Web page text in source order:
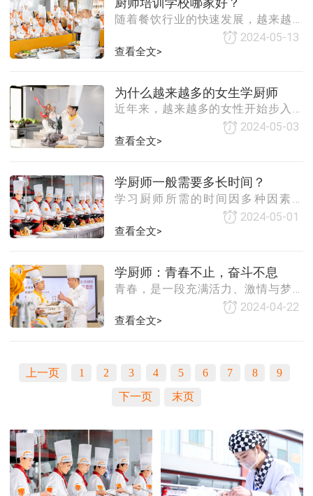
营养搭配的原理，这些理论知识为厨
师们提供了坚实的基础。只有真正掌
握了这些理论知识，才
故事的男同学，他们同样有着丰富多
彩的人生和深刻的职业体验。一、厨
房里的热血青春对于许多厨师而言，
他们的青春是在厨房里度过的。从刚
蜕变。在厨房里，他们经历了无数次
的失败和挫折，但也品尝到了成功的
厨师培训学校哪家好？
随着餐饮行业的快速发展，越来越多
的人选择进入厨师行业，而选择一个
好的厨师培训学校则成为了他们踏入
适的学校呢？本文将从学校的师资力
量、教学设施、课程设置、就业服务
等方面进行全面解析，并为您推荐几
家优秀的厨师培训学校。一、选择厨
个优秀的厨师培训学校必须拥有经验
丰富、教学水平高的教师团队。他们
不仅要有扎实的理
2024-05-13
查看全文>
为什么越来越多的女生学厨师
近年来，越来越多的女性开始步入厨
师这一传统上被视为男性主导的行
业，这一趋势引发了广泛的关注和讨
生对健康和美丽有着更高的追求。随
着健康饮食理念的普及，越来越多的
女性开始关注食材的选择、烹饪的方
式以及食物的营养价值。学习烹饪不
时，享受到烹饪的乐趣。二、职业发
展的广阔前景厨师行业正
2024-05-03
查看全文>
学厨师一般需要多长时间？
学习厨师所需的时间因多种因素而
异，包括个人目标、学习途径、课程
内容以及个人天赋和努力程度等。以
决定了学习厨师所需的时间。如果你
只是想掌握一些基本的烹饪技巧和家
常菜的制作方法，那么可能只需要几
个月的时间就可以达到目标。然而，
要投入更多的时间和精力，可能需要
2024-05-01
查看全文>
学厨师：青春不止，奋斗不息
青春，是一段充满活力、激情与梦想
的时光。在这段宝贵的岁月里，我们
渴望通过学习与实践，不断充实自
充满挑战与机遇的行业。厨房，是厨
师们挥洒汗水、展现才华的舞台。在
是对技艺的磨练和对美食的热爱。学
厨师，需要我们拥有坚定的信念和不
懈的努力，去克服种种困难，不断提
升自己的烹饪水平。
2024-04-22
查看全文>
上一页 1 2 3 4 5 6 7 8
9
下一页
末页